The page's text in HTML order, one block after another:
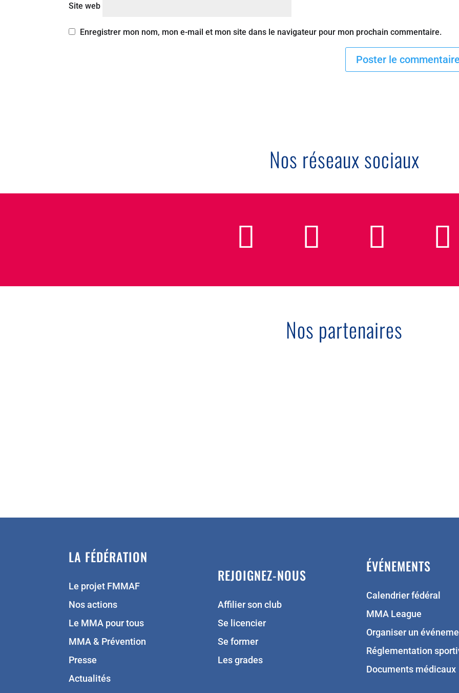
Site web
Enregistrer mon nom, mon e-mail et mon site dans le navigateur pour mon prochain commentaire.
Nos réseaux sociaux
Nos partenaires
LA FÉDÉRATION
Le projet FMMAF
Nos actions
Le MMA pour tous
MMA & Prévention
Presse
Actualités
REJOIGNEZ-NOUS
Affilier son club
Se licencier
Se former
Les grades
ÉVÉNEMENTS
Calendrier fédéral
MMA League
Organiser un
Réglementation
Documents médicaux